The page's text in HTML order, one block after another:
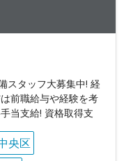
スタッフ大募集中! 経
前職給与や経験を考
当支給! 資格取得支
央区